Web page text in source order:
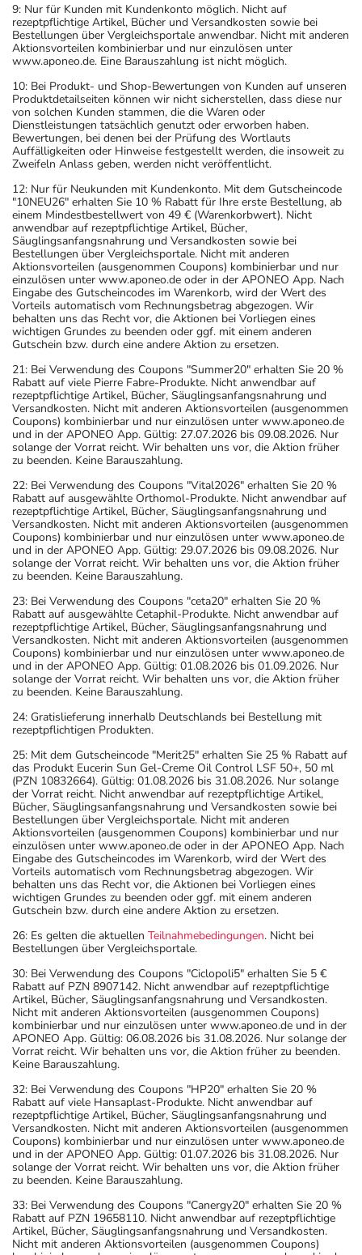
9: Nur für Kunden mit Kundenkonto möglich. Nicht auf
rezeptpflichtige Artikel, Bücher und Versandkosten sowie bei
Bestellungen über Vergleichsportale anwendbar. Nicht mit anderen
Aktionsvorteilen kombinierbar und nur einzulösen unter
www.aponeo.de. Eine Barauszahlung ist nicht möglich.
10: Bei Produkt- und Shop-Bewertungen von Kunden auf unseren
Produktdetailseiten können wir nicht sicherstellen, dass diese nur
von solchen Kunden stammen, die die Waren oder
Dienstleistungen tatsächlich genutzt oder erworben haben.
Bewertungen, bei denen bei der Prüfung des Wortlauts
Auffälligkeiten oder Hinweise festgestellt werden, die insoweit zu
Zweifeln Anlass geben, werden nicht veröffentlicht.
12: Nur für Neukunden mit Kundenkonto. Mit dem Gutscheincode
"10NEU26" erhalten Sie 10 % Rabatt für Ihre erste Bestellung, ab
einem Mindestbestellwert von 49 € (Warenkorbwert). Nicht
anwendbar auf rezeptpflichtige Artikel, Bücher,
Säuglingsanfangsnahrung und Versandkosten sowie bei
Bestellungen über Vergleichsportale. Nicht mit anderen
Aktionsvorteilen (ausgenommen Coupons) kombinierbar und nur
einzulösen unter www.aponeo.de oder in der APONEO App. Nach
Eingabe des Gutscheincodes im Warenkorb, wird der Wert des
Vorteils automatisch vom Rechnungsbetrag abgezogen. Wir
behalten uns das Recht vor, die Aktionen bei Vorliegen eines
wichtigen Grundes zu beenden oder ggf. mit einem anderen
Gutschein bzw. durch eine andere Aktion zu ersetzen.
21: Bei Verwendung des Coupons "Summer20" erhalten Sie 20 %
Rabatt auf viele Pierre Fabre-Produkte. Nicht anwendbar auf
rezeptpflichtige Artikel, Bücher, Säuglingsanfangsnahrung und
Versandkosten. Nicht mit anderen Aktionsvorteilen (ausgenommen
Coupons) kombinierbar und nur einzulösen unter www.aponeo.de
und in der APONEO App. Gültig: 27.07.2026 bis 09.08.2026. Nur
solange der Vorrat reicht. Wir behalten uns vor, die Aktion früher
zu beenden. Keine Barauszahlung.
22: Bei Verwendung des Coupons "Vital2026" erhalten Sie 20 %
Rabatt auf ausgewählte Orthomol-Produkte. Nicht anwendbar auf
rezeptpflichtige Artikel, Bücher, Säuglingsanfangsnahrung und
Versandkosten. Nicht mit anderen Aktionsvorteilen (ausgenommen
Coupons) kombinierbar und nur einzulösen unter www.aponeo.de
und in der APONEO App. Gültig: 29.07.2026 bis 09.08.2026. Nur
solange der Vorrat reicht. Wir behalten uns vor, die Aktion früher
zu beenden. Keine Barauszahlung.
23: Bei Verwendung des Coupons "ceta20" erhalten Sie 20 %
Rabatt auf ausgewählte Cetaphil-Produkte. Nicht anwendbar auf
rezeptpflichtige Artikel, Bücher, Säuglingsanfangsnahrung und
Versandkosten. Nicht mit anderen Aktionsvorteilen (ausgenommen
Coupons) kombinierbar und nur einzulösen unter www.aponeo.de
und in der APONEO App. Gültig: 01.08.2026 bis 01.09.2026. Nur
solange der Vorrat reicht. Wir behalten uns vor, die Aktion früher
zu beenden. Keine Barauszahlung.
24: Gratislieferung innerhalb Deutschlands bei Bestellung mit
rezeptpflichtigen Produkten.
25: Mit dem Gutscheincode "Merit25" erhalten Sie 25 % Rabatt auf
das Produkt Eucerin Sun Gel-Creme Oil Control LSF 50+, 50 ml
(PZN 10832664). Gültig: 01.08.2026 bis 31.08.2026. Nur solange
der Vorrat reicht. Nicht anwendbar auf rezeptpflichtige Artikel,
Bücher, Säuglingsanfangsnahrung und Versandkosten sowie bei
Bestellungen über Vergleichsportale. Nicht mit anderen
Aktionsvorteilen (ausgenommen Coupons) kombinierbar und nur
einzulösen unter www.aponeo.de oder in der APONEO App. Nach
Eingabe des Gutscheincodes im Warenkorb, wird der Wert des
Vorteils automatisch vom Rechnungsbetrag abgezogen. Wir
behalten uns das Recht vor, die Aktionen bei Vorliegen eines
wichtigen Grundes zu beenden oder ggf. mit einem anderen
Gutschein bzw. durch eine andere Aktion zu ersetzen.
26: Es gelten die aktuellen Teilnahmebedingungen. Nicht bei
Bestellungen über Vergleichsportale.
30: Bei Verwendung des Coupons "Ciclopoli5" erhalten Sie 5 €
Rabatt auf PZN 8907142. Nicht anwendbar auf rezeptpflichtige
Artikel, Bücher, Säuglingsanfangsnahrung und Versandkosten.
Nicht mit anderen Aktionsvorteilen (ausgenommen Coupons)
kombinierbar und nur einzulösen unter www.aponeo.de und in der
APONEO App. Gültig: 06.08.2026 bis 31.08.2026. Nur solange der
Vorrat reicht. Wir behalten uns vor, die Aktion früher zu beenden.
Keine Barauszahlung.
32: Bei Verwendung des Coupons "HP20" erhalten Sie 20 %
Rabatt auf viele Hansaplast-Produkte. Nicht anwendbar auf
rezeptpflichtige Artikel, Bücher, Säuglingsanfangsnahrung und
Versandkosten. Nicht mit anderen Aktionsvorteilen (ausgenommen
Coupons) kombinierbar und nur einzulösen unter www.aponeo.de
und in der APONEO App. Gültig: 01.07.2026 bis 31.08.2026. Nur
solange der Vorrat reicht. Wir behalten uns vor, die Aktion früher
zu beenden. Keine Barauszahlung.
33: Bei Verwendung des Coupons "Canergy20" erhalten Sie 20 %
Rabatt auf PZN 19658110. Nicht anwendbar auf rezeptpflichtige
Artikel, Bücher, Säuglingsanfangsnahrung und Versandkosten.
Nicht mit anderen Aktionsvorteilen (ausgenommen Coupons)